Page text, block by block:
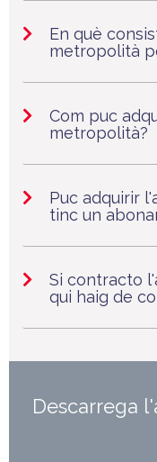
En què
metropolità
Com puc
metropolità?
Puc adquirir
tinc un
Si contracto
qui haig de
Descarrega